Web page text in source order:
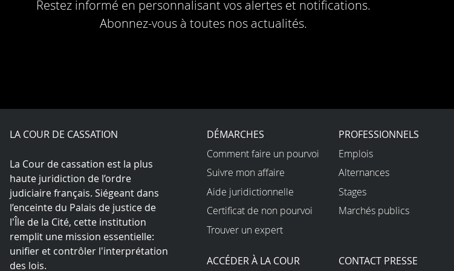
Restez informé en personnalisant vos alertes et notifications.
Abonnez-vous à toutes nos actualités.
LA COUR DE CASSATION
La Cour de cassation est la plus
haute juridiction de l’ordre
judiciaire français. Siégeant dans
l’enceinte du Palais de justice de
l'Île de la Cité, cette institution
remplit une mission essentielle:
unifier et contrôler l'interprétation
des lois.
DÉMARCHES
Comment faire un pourvoi
Suivre mon affaire
Aide juridictionnelle
Certificat de non pourvoi
Trouver un expert
PROFESSIONNELS
Emplois
Alternances
Stages
Marchés publics
ACCÉDER À LA COUR CONTACT PRESSE